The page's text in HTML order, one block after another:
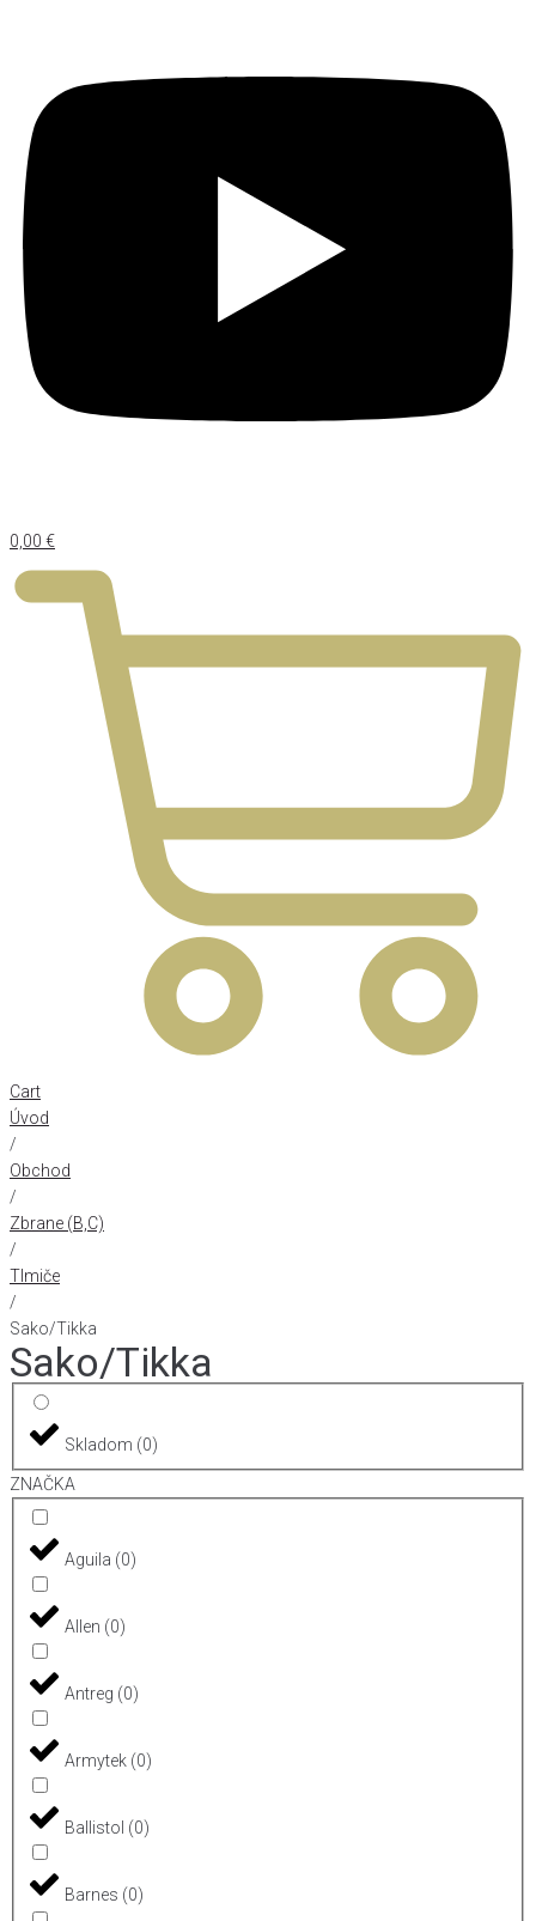
0,00 €
Cart
Úvod
/
Obchod
/
Zbrane (B,C)
/
Tlmiče
/
Sako/Tikka
Sako/Tikka
Skladom (0)
ZNAČKA
Aguila (0)
Allen (0)
Antreg (0)
Armytek (0)
Ballistol (0)
Barnes (0)